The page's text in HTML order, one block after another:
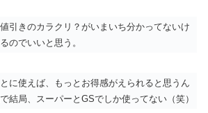
引きのカラクリ？がいまいち分かってないけ
のでいいと思う。
に使えば、もっとお得感がえられると思うん
結局、スーパーとGSでしか使ってない（笑）